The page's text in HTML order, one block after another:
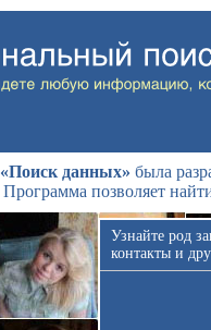
«Поиск данных» была
Программа позволяет
Узнайте род
контакты и